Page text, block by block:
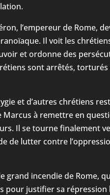
l’empereur de Rome,
Il voit les
et ordonne des
sont arrêtés, torturés
et d’autres chrétiens
Marcus à remettre en
Il se tourne finalement
de lutter contre
grand incendie de Rome,
pour justifier sa répression